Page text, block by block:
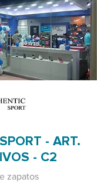
- ART.
- C2
zapatos